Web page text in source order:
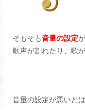
そもそも音量の設定
歌声が割れたり、歌
音量の設定が悪いと